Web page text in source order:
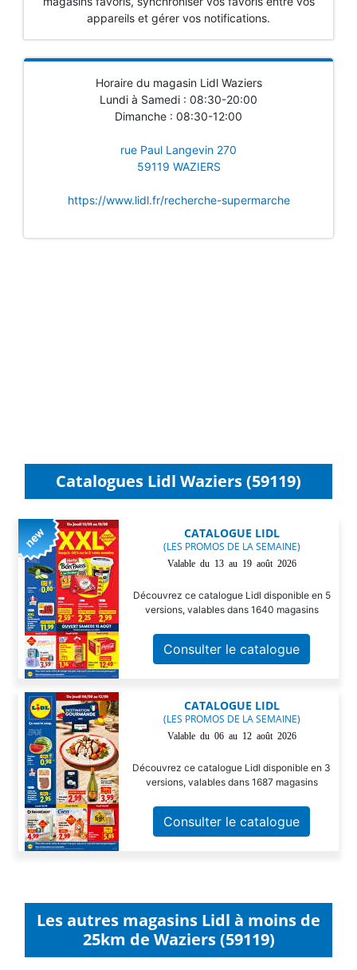
appareils et gérer vos notifications.
Horaire du magasin Lidl Waziers
Lundi à Samedi : 08:30-20:00
Dimanche : 08:30-12:00
rue Paul Langevin 270
59119 WAZIERS
https://www.lidl.fr/recherche-supermarche
Catalogues Lidl Waziers (59119)
CATALOGUE LIDL
(LES PROMOS DE LA SEMAINE)
Valable du 13 au 19 août 2026
Découvrez ce catalogue Lidl disponible en 5
versions, valables dans 1640 magasins
Consulter le catalogue
CATALOGUE LIDL
(LES PROMOS DE LA SEMAINE)
Valable du 06 au 12 août 2026
Découvrez ce catalogue Lidl disponible en 3
versions, valables dans 1687 magasins
Consulter le catalogue
Les autres magasins Lidl à moins de
25km de Waziers (59119)